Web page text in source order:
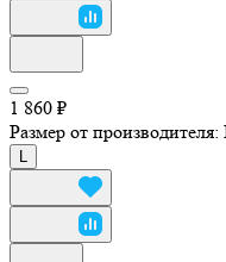
1 860 ₽
Размер от производителя: